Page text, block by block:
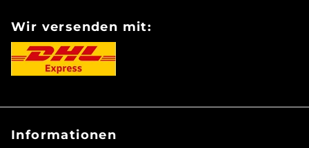
Wir versenden mit:
Informationen